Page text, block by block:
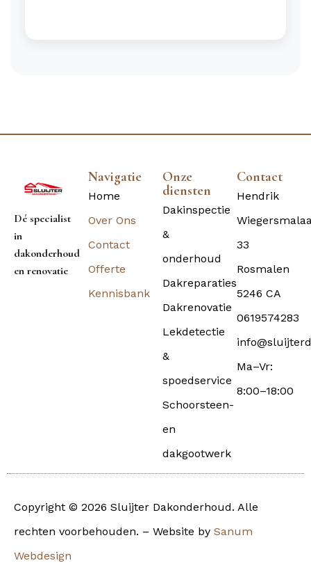
Dé specialist
in
dakonderhoud
en renovatie
Navigatie
Home
Over Ons
Contact
Offerte
Kennisbank
Onze
diensten
Dakinspectie
&
onderhoud
Dakreparaties
Dakrenovatie
Lekdetectie
&
spoedservice
Schoorsteen-
en
dakgootwerk
Contact
Hendrik
33
Rosmalen
5246 CA
0619574283
Ma–Vr:
8:00–18:00
Copyright © 2026 Sluijter Dakonderhoud. Alle
rechten voorbehouden. – Website by Sanum
Webdesign